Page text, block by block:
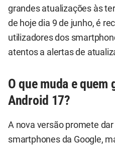
grandes atualizações às
de hoje dia 9 de junho, é
utilizadores dos
atentos a alertas de
O que muda e quem
Android 17?
A nova versão promete
smartphones da Google,